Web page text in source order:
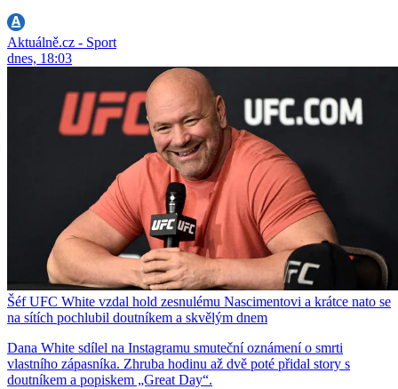
Aktuálně.cz - Sport
dnes, 18:03
Šéf UFC White vzdal hold zesnulému Nascimentovi a krátce nato se
na sítích pochlubil doutníkem a skvělým dnem
Dana White sdílel na Instagramu smuteční oznámení o smrti
vlastního zápasníka. Zhruba hodinu až dvě poté přidal story s
doutníkem a popiskem „Great Day“.